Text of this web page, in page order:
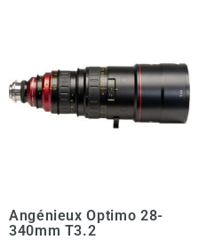
Angénieux Optimo 28-
340mm T3.2